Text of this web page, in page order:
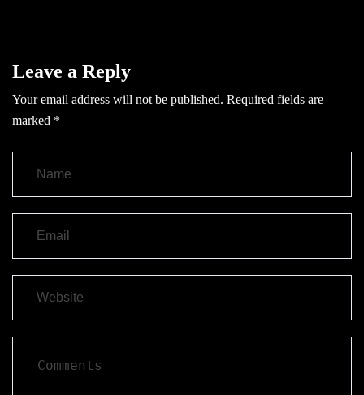
Leave a Reply
Your email address will not be published. Required fields are
marked *